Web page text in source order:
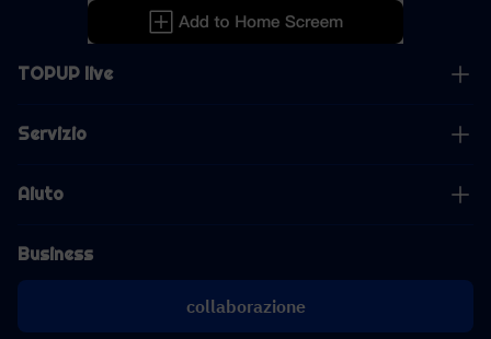
TOPUP live
Servizio
Aiuto
Business
collaborazione